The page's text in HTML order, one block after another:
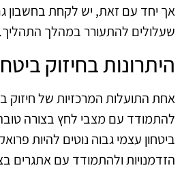
אך יחד עם זאת, יש לקחת בחשבון
שעלולים להתעורר במהלך התהליך.
היתרונות בחיזוק
אחת התועלות המרכזיות של חיזוק
להתמודד עם מצבי לחץ בצורה
ביטחון עצמי גבוה נוטים להיות
הזדמנויות ולהתמודד עם אתגרים